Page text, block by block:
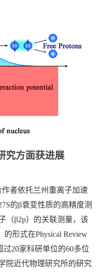
究方面获进展
者依托兰州重离子加速
的β衰变性质的高精度测
（β2p）的关联测量，该
形式在Physical Review
20家科研单位的60多位
院近代物理研究所的研究